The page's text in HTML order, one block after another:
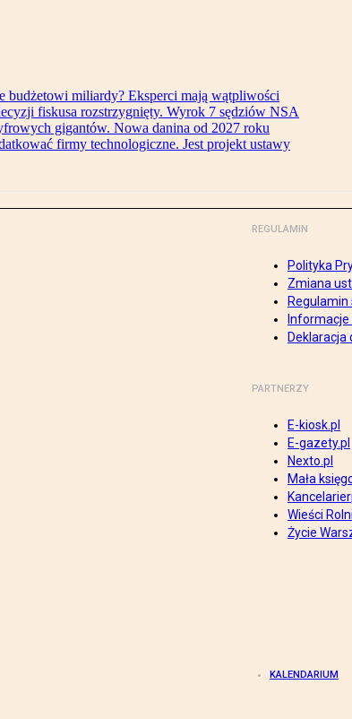
budżetowi miliardy? Eksperci mają wątpliwości
fiskusa rozstrzygnięty. Wyrok 7 sędziów NSA
gigantów. Nowa danina od 2027 roku
firmy technologiczne. Jest projekt ustawy
REGULAMIN
Polityka
Zmiana
Regulamin
Deklaracja
PARTNERZY
E-kiosk.pl
E-gazety.pl
Nexto.pl
Mała
Wieści
Życie
KALENDARIUM